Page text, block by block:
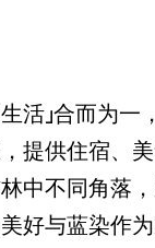
生活」合而
提供住宿、
中不同角落
好与蓝染作